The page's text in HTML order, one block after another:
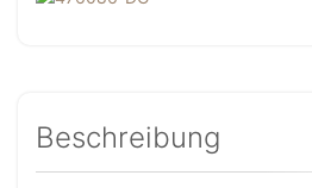
Beschreibung